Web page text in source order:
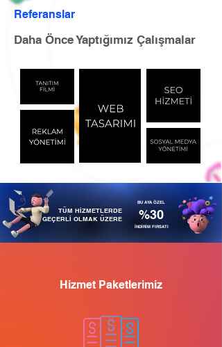
Referanslar
Daha Önce Yaptığımız Çalışmalar
TÜM HİZMETLERDE
GEÇERLİ OLMAK ÜZERE
BU AYA ÖZEL
%30
İNDİRİM FIRSATI
Hizmet Paketlerimiz